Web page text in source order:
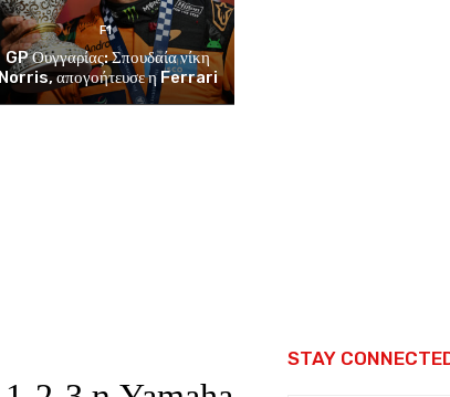
F1
GP Ουγγαρίας: Σπουδαία νίκη
Norris, απογοήτευσε η Ferrari